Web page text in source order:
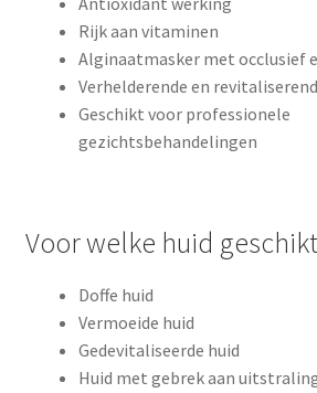
Rijk aan vitaminen
Alginaatmasker met occlusief
Verhelderende en
Geschikt voor professionele
gezichtsbehandelingen
Voor welke huid
Doffe huid
Vermoeide huid
Gedevitaliseerde huid
Huid met gebrek aan